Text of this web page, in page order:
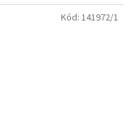
Kód: 141972/1